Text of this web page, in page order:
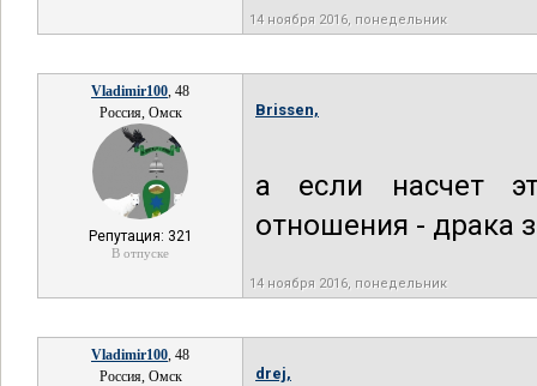
14 ноября 2016, понедельник
Vladimir100, 48
Россия, Омск
Репутация: 321
В отпуске
Brissen,
а если насчет
отношения - драка
14 ноября 2016, понедельник
Vladimir100, 48
Россия, Омск
drej,